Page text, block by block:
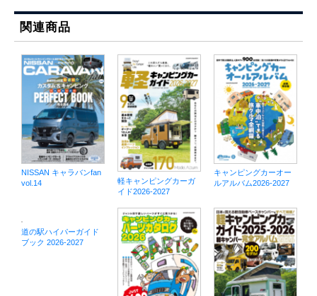
関連商品
NISSAN キャラバンfan
vol.14
軽キャンピングカーガ
イド2026-2027
キャンピングカーオー
ルアルバム2026-2027
道の駅ハイパーガイド
ブック 2026-2027